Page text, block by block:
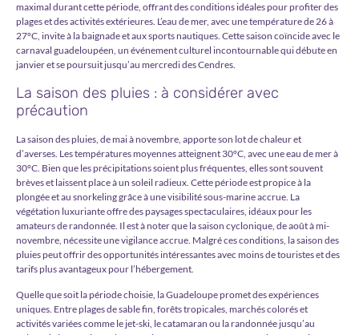
maximal durant cette période, offrant des conditions idéales pour profiter des
plages et des activités extérieures. L’eau de mer, avec une température de 26 à
27°C, invite à la baignade et aux sports nautiques. Cette saison coïncide avec le
carnaval guadeloupéen, un événement culturel incontournable qui débute en
janvier et se poursuit jusqu’au mercredi des Cendres.
La saison des pluies : à considérer avec
précaution
La saison des pluies, de mai à novembre, apporte son lot de chaleur et
d’averses. Les températures moyennes atteignent 30°C, avec une eau de mer à
30°C. Bien que les précipitations soient plus fréquentes, elles sont souvent
brèves et laissent place à un soleil radieux. Cette période est propice à la
plongée et au snorkeling grâce à une visibilité sous-marine accrue. La
végétation luxuriante offre des paysages spectaculaires, idéaux pour les
amateurs de randonnée. Il est à noter que la saison cyclonique, de août à mi-
novembre, nécessite une vigilance accrue. Malgré ces conditions, la saison des
pluies peut offrir des opportunités intéressantes avec moins de touristes et des
tarifs plus avantageux pour l’hébergement.
Quelle que soit la période choisie, la Guadeloupe promet des expériences
uniques. Entre plages de sable fin, forêts tropicales, marchés colorés et
activités variées comme le jet-ski, le catamaran ou la randonnée jusqu’au